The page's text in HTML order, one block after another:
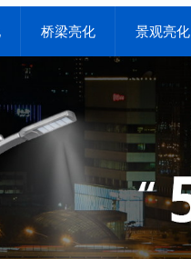
桥梁亮化 景观亮化